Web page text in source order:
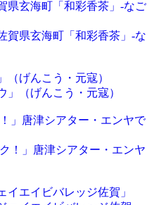
県玄海町「和彩香茶」-なご
（げんこう・元寇）
」唐津シアター・エンヤで
イエイビバレッジ佐賀」